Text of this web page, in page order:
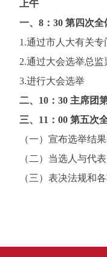
上午
一、8：30 第四次全
1.通过市人大有关专
2.通过大会选举总监
3.进行大会选举
二、10：30 主席团
三、11：00 第五次全
（一）宣布选举结果
（二）当选人与代表
（三）表决法规和各